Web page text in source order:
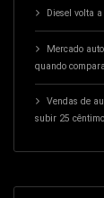
Diesel volta
Mercado
quando
Vendas de
subir 25